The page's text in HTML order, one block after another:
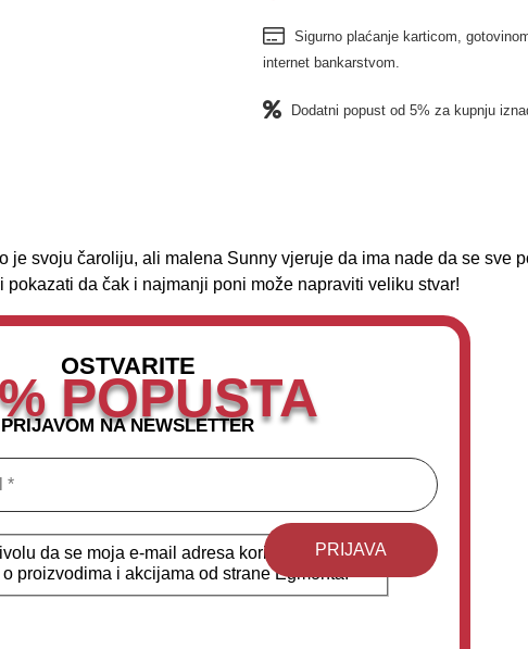
Sigurno plaćanje karticom,
internet bankarstvom.
Dodatni popust od 5% za kupnju
je svoju čaroliju, ali malena Sunny vjeruje da ima nade da se sve
pokazati da čak i najmanji poni može napraviti veliku stvar!
OSTVARITE
POPUSTA
PRIJAVOM NA NEWSLETTER
da se moja e-mail adresa koristi u svrhe
proizvodima i akcijama od strane Egmonta.